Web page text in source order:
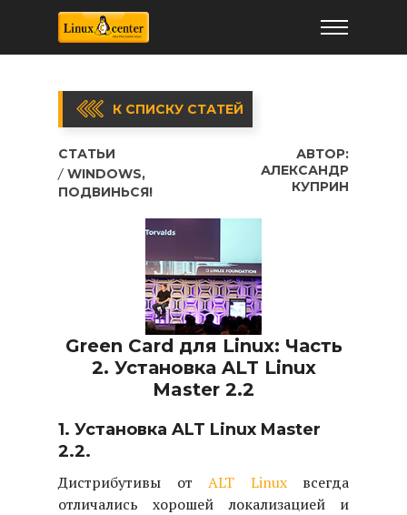
К СПИСКУ СТАТЕЙ
СТАТЬИ
WINDOWS,
ПОДВИНЬСЯ!
АВТОР:
АЛЕКСАНДР
КУПРИН
Green Card для Linux: Часть
2. Установка ALT Linux
Master 2.2
1. Установка ALT Linux Master
2.2.
Дистрибутивы от ALT Linuxвсегда
отличались хорошей локализацией и